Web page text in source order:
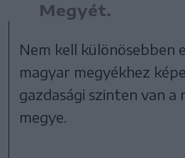
Megyét.
Nem kell különösebben
magyar megyékhez
gazdasági szinten van a
megye.